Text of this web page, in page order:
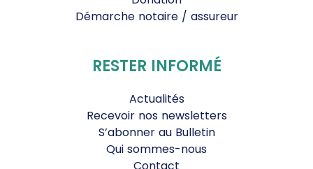
Démarche notaire / assureur
RESTER INFORMÉ
Actualités
Recevoir nos newsletters
S’abonner au Bulletin
Qui sommes-nous